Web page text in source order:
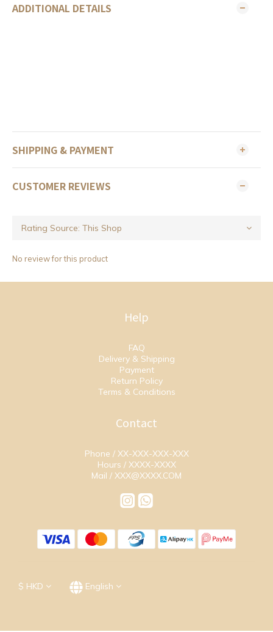
ADDITIONAL DETAILS
SHIPPING & PAYMENT
CUSTOMER REVIEWS
No review for this product
Help
FAQ
Delivery & Shipping
Payment
Return Policy
Terms & Conditions
Contact
Phone / XX-XXX-XXX-XXX
Hours / XXXX-XXXX
Mail / XXX@XXXX.COM
$ HKD English